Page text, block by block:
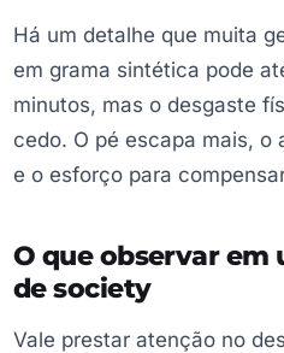
Há um detalhe que muita
em grama sintética pode
minutos, mas o desgaste
cedo. O pé escapa mais, o
e o esforço para
O que observar em
de society
Vale prestar atenção no